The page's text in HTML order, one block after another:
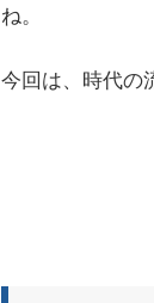
ね。
今回は、時代の